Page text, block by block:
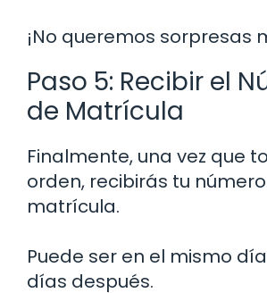
¡No queremos sorpresas
Paso 5: Recibir el
de Matrícula
Finalmente, una vez que
orden, recibirás tu
matrícula.
Puede ser en el mismo
días después.